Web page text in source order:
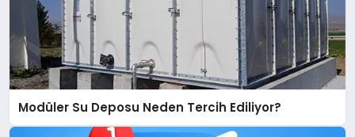
Modüler Su Deposu Neden Tercih Ediliyor?